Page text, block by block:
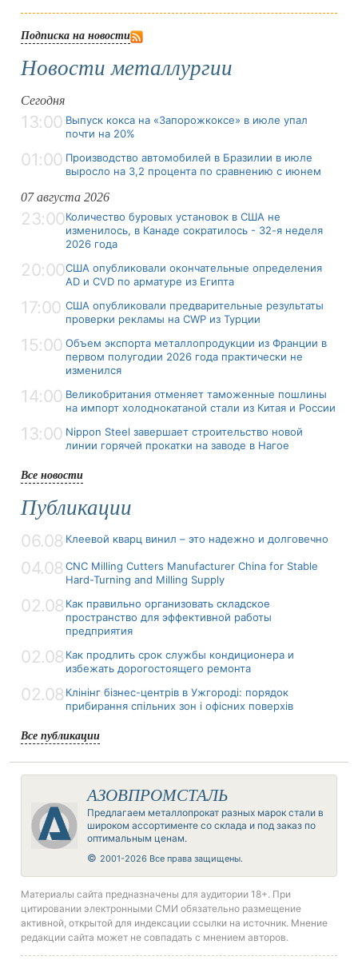
Подписка на новости
Новости металлургии
Сегодня
13:00 Выпуск кокса на «Запорожкоксе» в июле упал
почти на 20%
01:00 Производство автомобилей в Бразилии в июле
выросло на 3,2 процента по сравнению с июнем
07 августа 2026
23:00Количество буровых установок в США не
изменилось, в Канаде сократилось - 32-я неделя
2026 года
20:00США опубликовали окончательные определения
AD и CVD по арматуре из Египта
17:00 США опубликовали предварительные результаты
проверки рекламы на CWP из Турции
15:00 Объем экспорта металлопродукции из Франции в
первом полугодии 2026 года практически не
изменился
14:00 Великобритания отменяет таможенные пошлины
на импорт холоднокатаной стали из Китая и России
13:00 Nippon Steel завершает строительство новой
линии горячей прокатки на заводе в Нагое
Все новости
Публикации
06.08 Клеевой кварц винил – это надежно и долговечно
04.08 CNC Milling Cutters Manufacturer China for Stable
Hard-Turning and Milling Supply
02.08 Как правильно организовать складское
пространство для эффективной работы
предприятия
02.08 Как продлить срок службы кондиционера и
избежать дорогостоящего ремонта
02.08 Клінінг бізнес-центрів в Ужгороді: порядок
прибирання спільних зон і офісних поверхів
Все публикации
АЗОВПРОМСТАЛЬ
Предлагаем металлопрокат разных марок стали в
широком ассортименте со склада и под заказ по
оптимальным ценам.
© 2001-2026 Все права защищены.
Материалы сайта предназначены для аудитории 18+. При
цитировании электронными СМИ обязательно размещение
активной, открытой для индексации ссылки на источник. Мнение
редакции сайта может не совпадать с мнением авторов.